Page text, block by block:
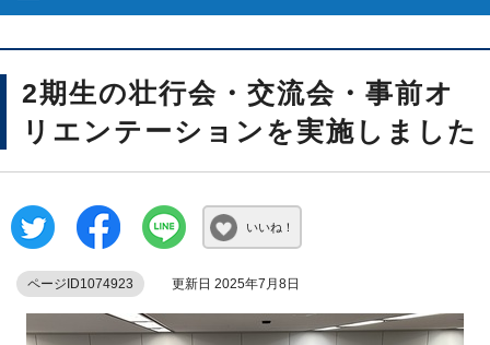
2期生の壮行会・交流会・事前オ
リエンテーションを実施しました
いいね！
ページID1074923 更新日 2025年7月8日